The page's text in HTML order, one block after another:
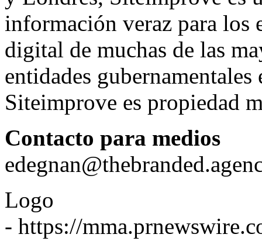
información veraz para los
digital de muchas de las
entidades
Siteimprove es propiedad
Contacto para medios
Logo
- https://